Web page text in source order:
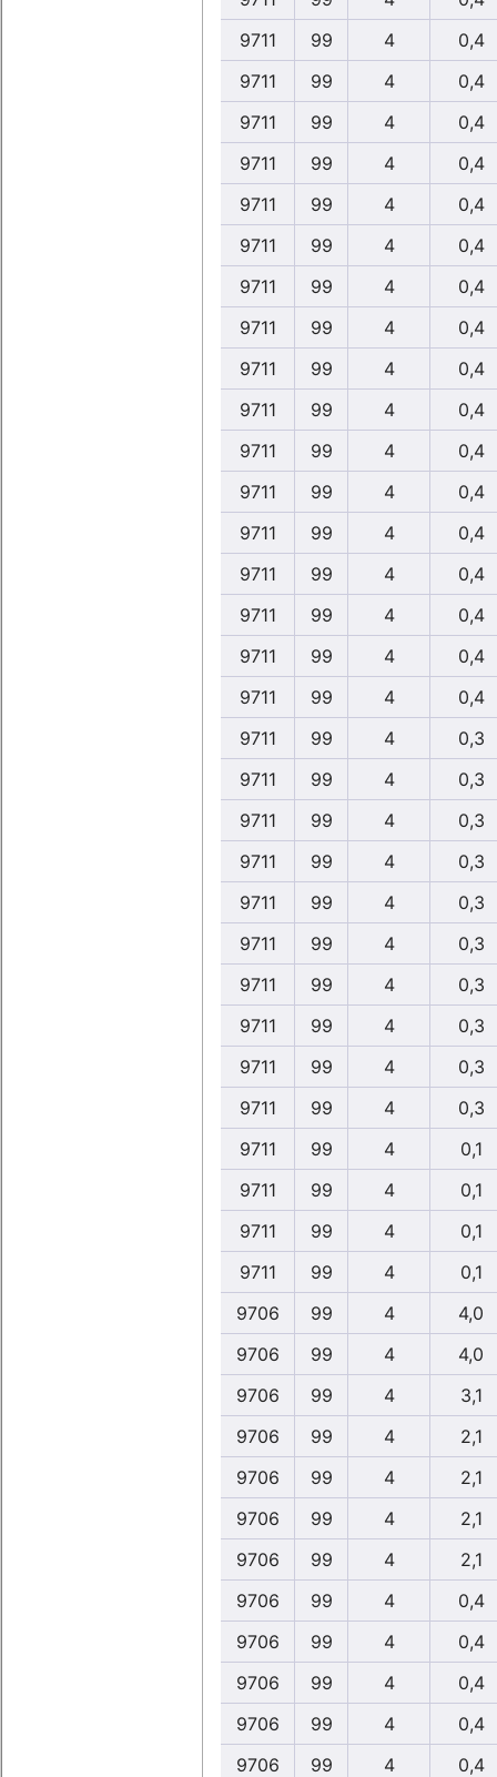
9711
99 4
0,4
9711
99 4
0,4
9711
99 4
0,4
9711
99 4
0,4
9711
99 4
0,4
9711
99 4
0,4
9711
99 4
0,4
9711
99 4
0,4
9711
99 4
0,4
9711
99 4
0,4
9711
99 4
0,4
9711
99 4
0,4
9711
99 4
0,4
9711
99 4
0,4
9711
99 4
0,4
9711
99 4
0,4
9711
99 4
0,4
9711
99 4
0,3
9711
99 4
0,3
9711
99 4
0,3
9711
99 4
0,3
9711
99 4
0,3
9711
99 4
0,3
9711
99 4
0,3
9711
99 4
0,3
9711
99 4
0,3
9711
99 4
0,3
9711
99 4
0,1
9711
99 4
0,1
9711
99 4
0,1
9711
99 4
0,1
9706
99 4
4,0
9706
99 4
4,0
9706
99 4
3,1
9706
99 4
2,1
9706
99 4
2,1
9706
99 4
2,1
9706
99 4
2,1
9706
99 4
0,4
9706
99 4
0,4
9706
99 4
0,4
9706
99 4
0,4
9706
99 4
0,4